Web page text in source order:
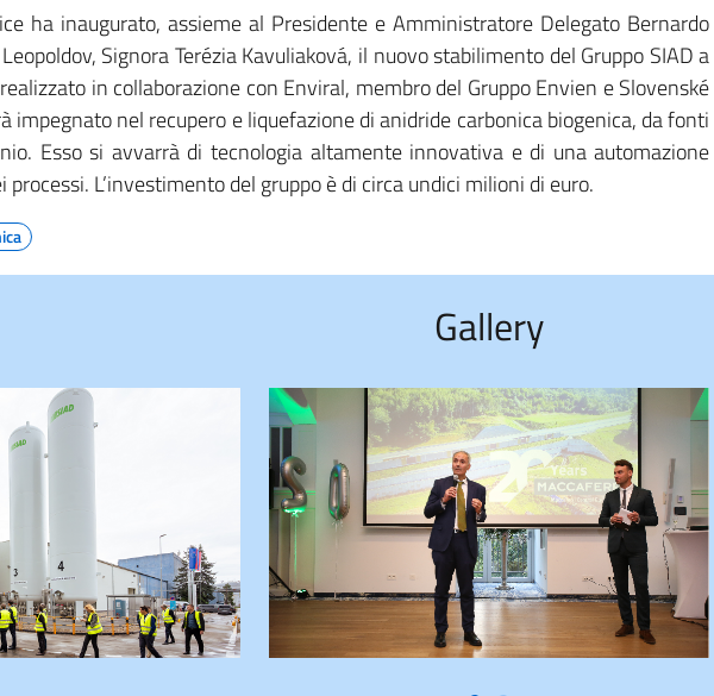
ha inaugurato, assieme al Presidente e Amministratore Delegato Bernardo
Signora Terézia Kavuliaková, il nuovo stabilimento del Gruppo SIAD a
in collaborazione con Enviral, membro del Gruppo Envien e Slovenské
impegnato nel recupero e liquefazione di anidride carbonica biogenica, da fonti
Esso si avvarrà di tecnologia altamente innovativa e di una automazione
processi. L’investimento del gruppo è di circa undici milioni di euro.
Gallery